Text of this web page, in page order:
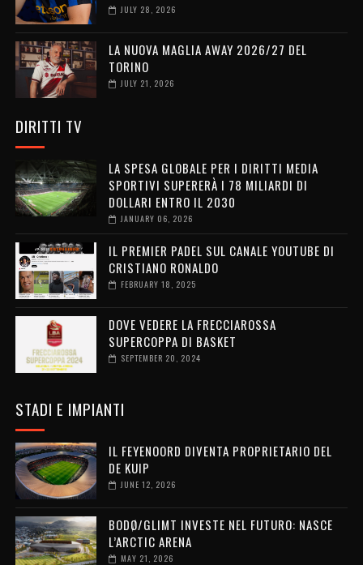
JULY 28, 2026
LA NUOVA MAGLIA AWAY 2026/27 DEL
TORINO
JULY 21, 2026
DIRITTI TV
LA SPESA GLOBALE PER I DIRITTI MEDIA
SPORTIVI SUPERERÀ I 78 MILIARDI DI
DOLLARI ENTRO IL 2030
JANUARY 06, 2026
IL PREMIER PADEL SUL CANALE YOUTUBE DI
CRISTIANO RONALDO
FEBRUARY 18, 2025
DOVE VEDERE LA FRECCIAROSSA
SUPERCOPPA DI BASKET
SEPTEMBER 20, 2024
STADI E IMPIANTI
IL FEYENOORD DIVENTA PROPRIETARIO DEL
DE KUIP
JUNE 12, 2026
BODØ/GLIMT INVESTE NEL FUTURO: NASCE
L’ARCTIC ARENA
MAY 21, 2026